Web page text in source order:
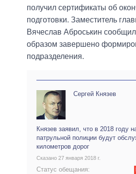
получил сертификаты об
подготовки. Заместитель
Вячеслав Аброськин
образом завершено
подразделения.
Сергей Князев
Князев заявил, что в 2018 году
патрульной полиции будут
километров дорог
Сказано 27 января 2018 г.
Статус обещания: